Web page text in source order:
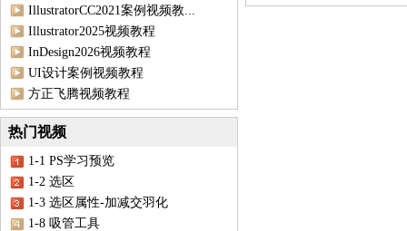
IllustratorCC2021案例视频教...
Illustrator2025视频教程
InDesign2026视频教程
UI设计案例视频教程
方正飞腾视频教程
热门视频
1-1 PS学习预览
1-2 选区
1-3 选区属性-加减交羽化
1-8 吸管工具